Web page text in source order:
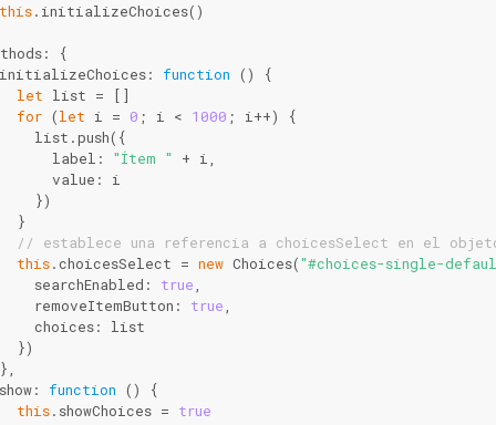
this.initializeChoices()
{
function ( )
{
let list = []
for (let i = 0 ; i < 1000 ; i++) {
list.push({
label:
"Ítem "
+ i,
value: i
})
}
// establece una referencia a choicesSelect en el
this.choicesSelect = new Choices("#choices-single-
searchEnabled:
true
removeItemButton:
true
choices: list
})
function ( )
{
this.showChoices = true